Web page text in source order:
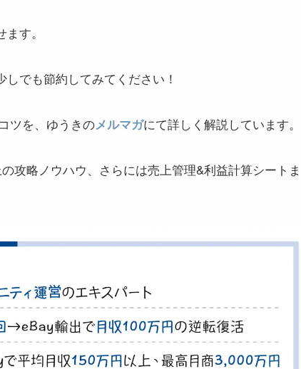
す。
でも節約してみてください！
ツを、ゆうきのメルマガにて詳しく解説しています。
攻略ノウハウ、さらには売上管理&利益計算シートま